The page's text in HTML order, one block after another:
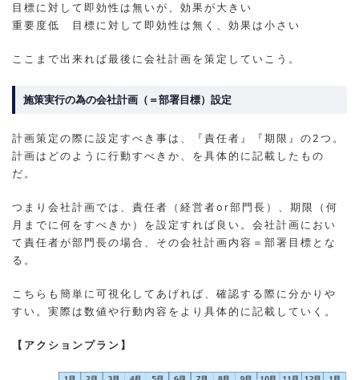
目標に対して即効性は無いが、効果が大きい
重要度低 目標に対して即効性は無く、効果は小さい
ここまで出来れば最後に会社計画を策定していこう。
施策実行の為の会社計画（＝部署目標）設定
計画策定の際に設定すべき事は、『責任者』『期限』の2つ。
計画はどのように行動すべきか、を具体的に記載したもの
だ。
つまり会社計画では、責任者（経営者or部門長）、期限（何
月までに何をすべきか）を設定すれば良い。会社計画におい
て責任者が部門長の場合、その会社計画内容＝部署目標とな
る。
こちらも簡単に可視化してあげれば、確認する際に分かりや
すい。実際は数値や行動内容をより具体的に記載していく。
【アクションプラン】